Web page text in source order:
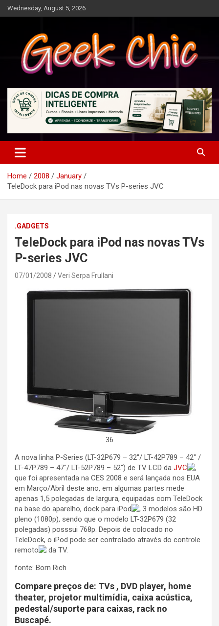
Skip
to
Wednesday, August 5, 2026
Geek Chic
Home 2008
January
TeleDock para iPod nas novas TVs P-series JVC
.GADGETS
TeleDock para iPod nas novas TVs
P-series JVC
07/01/2008 Veri Serpa Frullani
36
A nova linha P-Series (LT-32P679 – 32″/ LT-42P789 – 42″ /
LT-47P789 – 47″/ LT-52P789 – 52″) de TV LCD da JVC
,
que foi apresentada na CES 2008 e será lançada nos EUA
em Março/Abril deste ano, em algumas partes mede
apenas 1,5 polegadas de largura, equipadas com TeleDock
na base do aparelho, dock para iPod
, 3 modelos são HD
pleno (1080p), sendo que o modelo LT-32P679 (32
polegadas) posssui 768p. Depois de colocado no
TeleDock, o iPod pode ser controlado através do controle
remoto
da TV.
fonte: Born Rich
Compare preços de: TVs , DVD player, home
theater, projetor multimídia, caixa acústica,
pedestal/suporte para caixas, rack no
Buscapé.